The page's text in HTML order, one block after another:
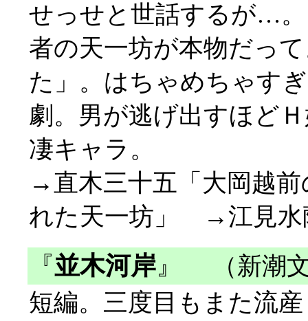
せっせと世話するが…
者の天一坊が本物だっ
た」。はちゃめちゃす
劇。男が逃げ出すほど
凄キャラ。
→直木三十五「大岡越
れた天一坊」 →江見水
『並木河岸 』
（新潮文
短編。三度目もまた流